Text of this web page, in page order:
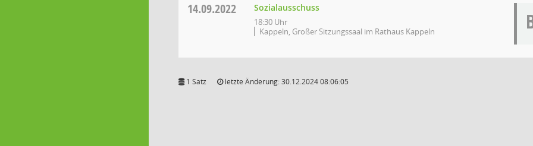
14.09.2022 Sozialausschuss
18:30 Uhr
Kappeln, Großer Sitzungssaal im Rathaus Kappeln
1 Satz letzte Änderung: 30.12.2024 08:06:05